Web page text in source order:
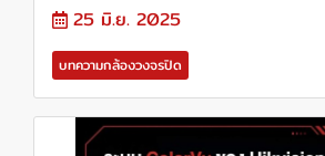
25 มิ.ย. 2025
บทความกล้องวงจรปิด